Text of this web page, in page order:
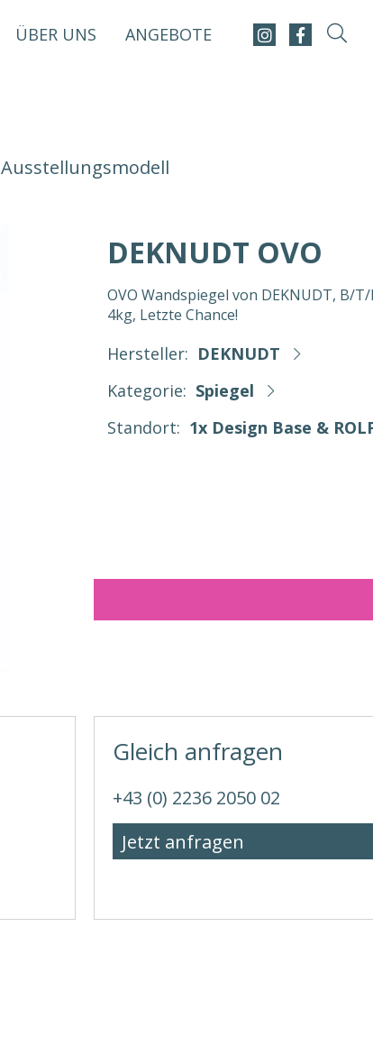
ÜBER UNS ANGEBOTE
Ausstellungsmodell
DEKNUDT OVO
OVO Wandspiegel von DEKNUDT, B/
4kg, Letzte Chance!
Hersteller: DEKNUDT
Kategorie: Spiegel
Standort: 1x Design Base &
Gleich anfragen
+43 (0) 2236 2050 02
Jetzt anfragen